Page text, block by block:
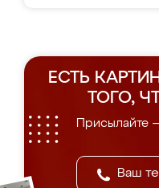
ЕСТЬ
ТОГО,
Присылайте